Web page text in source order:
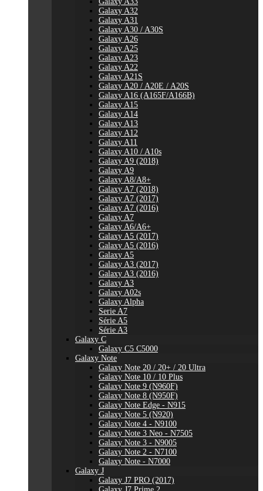
Galaxy A32
Galaxy A31
Galaxy A30 / A30S
Galaxy A26
Galaxy A25
Galaxy A23
Galaxy A22
Galaxy A21S
Galaxy A20 / A20E / A20S
Galaxy A16 (A165F/A166B)
Galaxy A15
Galaxy A14
Galaxy A13
Galaxy A12
Galaxy A11
Galaxy A10 / A10s
Galaxy A9 (2018)
Galaxy A9
Galaxy A8/A8+
Galaxy A7 (2018)
Galaxy A7 (2017)
Galaxy A7 (2016)
Galaxy A7
Galaxy A6/A6+
Galaxy A5 (2017)
Galaxy A5 (2016)
Galaxy A5
Galaxy A3 (2017)
Galaxy A3 (2016)
Galaxy A3
Galaxy A02s
Galaxy Alpha
Serie A7
Série A5
Série A3
Galaxy C
Galaxy C5 C5000
Galaxy Note
Galaxy Note 20 / 20+ / 20 Ultra
Galaxy Note 10 / 10 Plus
Galaxy Note 9 (N960F)
Galaxy Note 8 (N950F)
Galaxy Note Edge - N915
Galaxy Note 5 (N920)
Galaxy Note 4 - N9100
Galaxy Note 3 Neo - N7505
Galaxy Note 3 - N9005
Galaxy Note 2 - N7100
Galaxy Note - N7000
Galaxy J
Galaxy J7 PRO (2017)